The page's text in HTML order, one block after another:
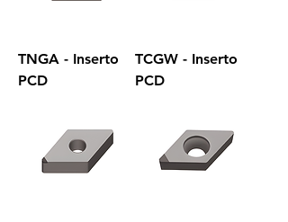
TNGA - Inserto
PCD
TCGW - Inserto
PCD